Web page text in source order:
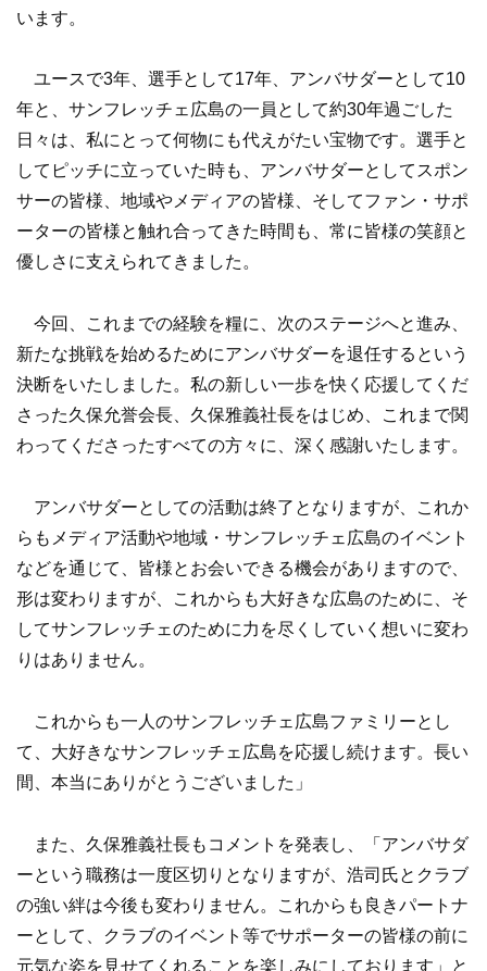
います。
ユースで3年、選手として17年、アンバサダーとして10
年と、サンフレッチェ広島の一員として約30年過ごした
日々は、私にとって何物にも代えがたい宝物です。選手と
してピッチに立っていた時も、アンバサダーとしてスポン
サーの皆様、地域やメディアの皆様、そしてファン・サポ
ーターの皆様と触れ合ってきた時間も、常に皆様の笑顔と
優しさに支えられてきました。
今回、これまでの経験を糧に、次のステージへと進み、
新たな挑戦を始めるためにアンバサダーを退任するという
決断をいたしました。私の新しい一歩を快く応援してくだ
さった久保允誉会長、久保雅義社長をはじめ、これまで関
わってくださったすべての方々に、深く感謝いたします。
アンバサダーとしての活動は終了となりますが、これか
らもメディア活動や地域・サンフレッチェ広島のイベント
などを通じて、皆様とお会いできる機会がありますので、
形は変わりますが、これからも大好きな広島のために、そ
してサンフレッチェのために力を尽くしていく想いに変わ
りはありません。
これからも一人のサンフレッチェ広島ファミリーとし
て、大好きなサンフレッチェ広島を応援し続けます。長い
間、本当にありがとうございました」
また、久保雅義社長もコメントを発表し、「アンバサダ
ーという職務は一度区切りとなりますが、浩司氏とクラブ
の強い絆は今後も変わりません。これからも良きパートナ
ーとして、クラブのイベント等でサポーターの皆様の前に
元気な姿を見せてくれることを楽しみにしております」と